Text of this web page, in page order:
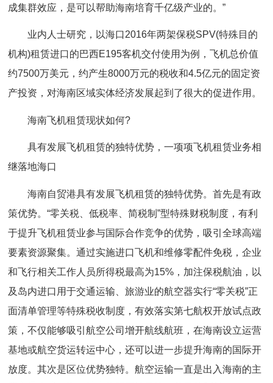
成集群效应，是可以帮助海南培育千亿级产业的。”
业内人士研究，以海口2016年两架保税SPV(特殊目的
机构)租赁进口的巴西E195客机交付使用为例，飞机总价值
约7500万美元，约产生8000万元的税收和4.5亿元的固定资
产投资，对海南区域实体经济发展起到了很大的促进作用。
海南飞机租赁现状如何?
具有发展飞机租赁的独特优势，一项项飞机租赁业务相
继落地海口
海南自贸港具有发展飞机租赁的独特优势。首先是有政
策优势。“零关税、低税率、简税制”型特殊财税制度，有利
于提升飞机租赁业参与国际合作竞争的优势，吸引全球高端
要素资源聚集。通过实施进口飞机和维修零配件免税，企业
和飞行相关工作人员所得税最高为15%，加注保税航油，以
及岛内进口用于交通运输、旅游业的航空器实行“零关税”正
面清单管理等特殊税收制度，有效落实第七航权开放试点政
策，不仅能够吸引航空公司增开航线航班，在海南设立运营
基地或航空货运转运中心，还可以进一步提升海南的国际开
放度。其次是区位优势独特。航空运输一直是出入海南的主